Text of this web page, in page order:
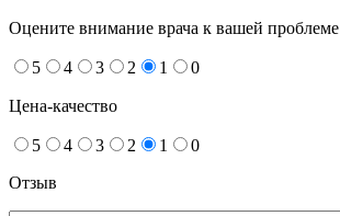
Оцените внимание врача к вашей проблеме
5 4 3 2 1 0
Цена-качество
5 4 3 2 1
0
Отзыв